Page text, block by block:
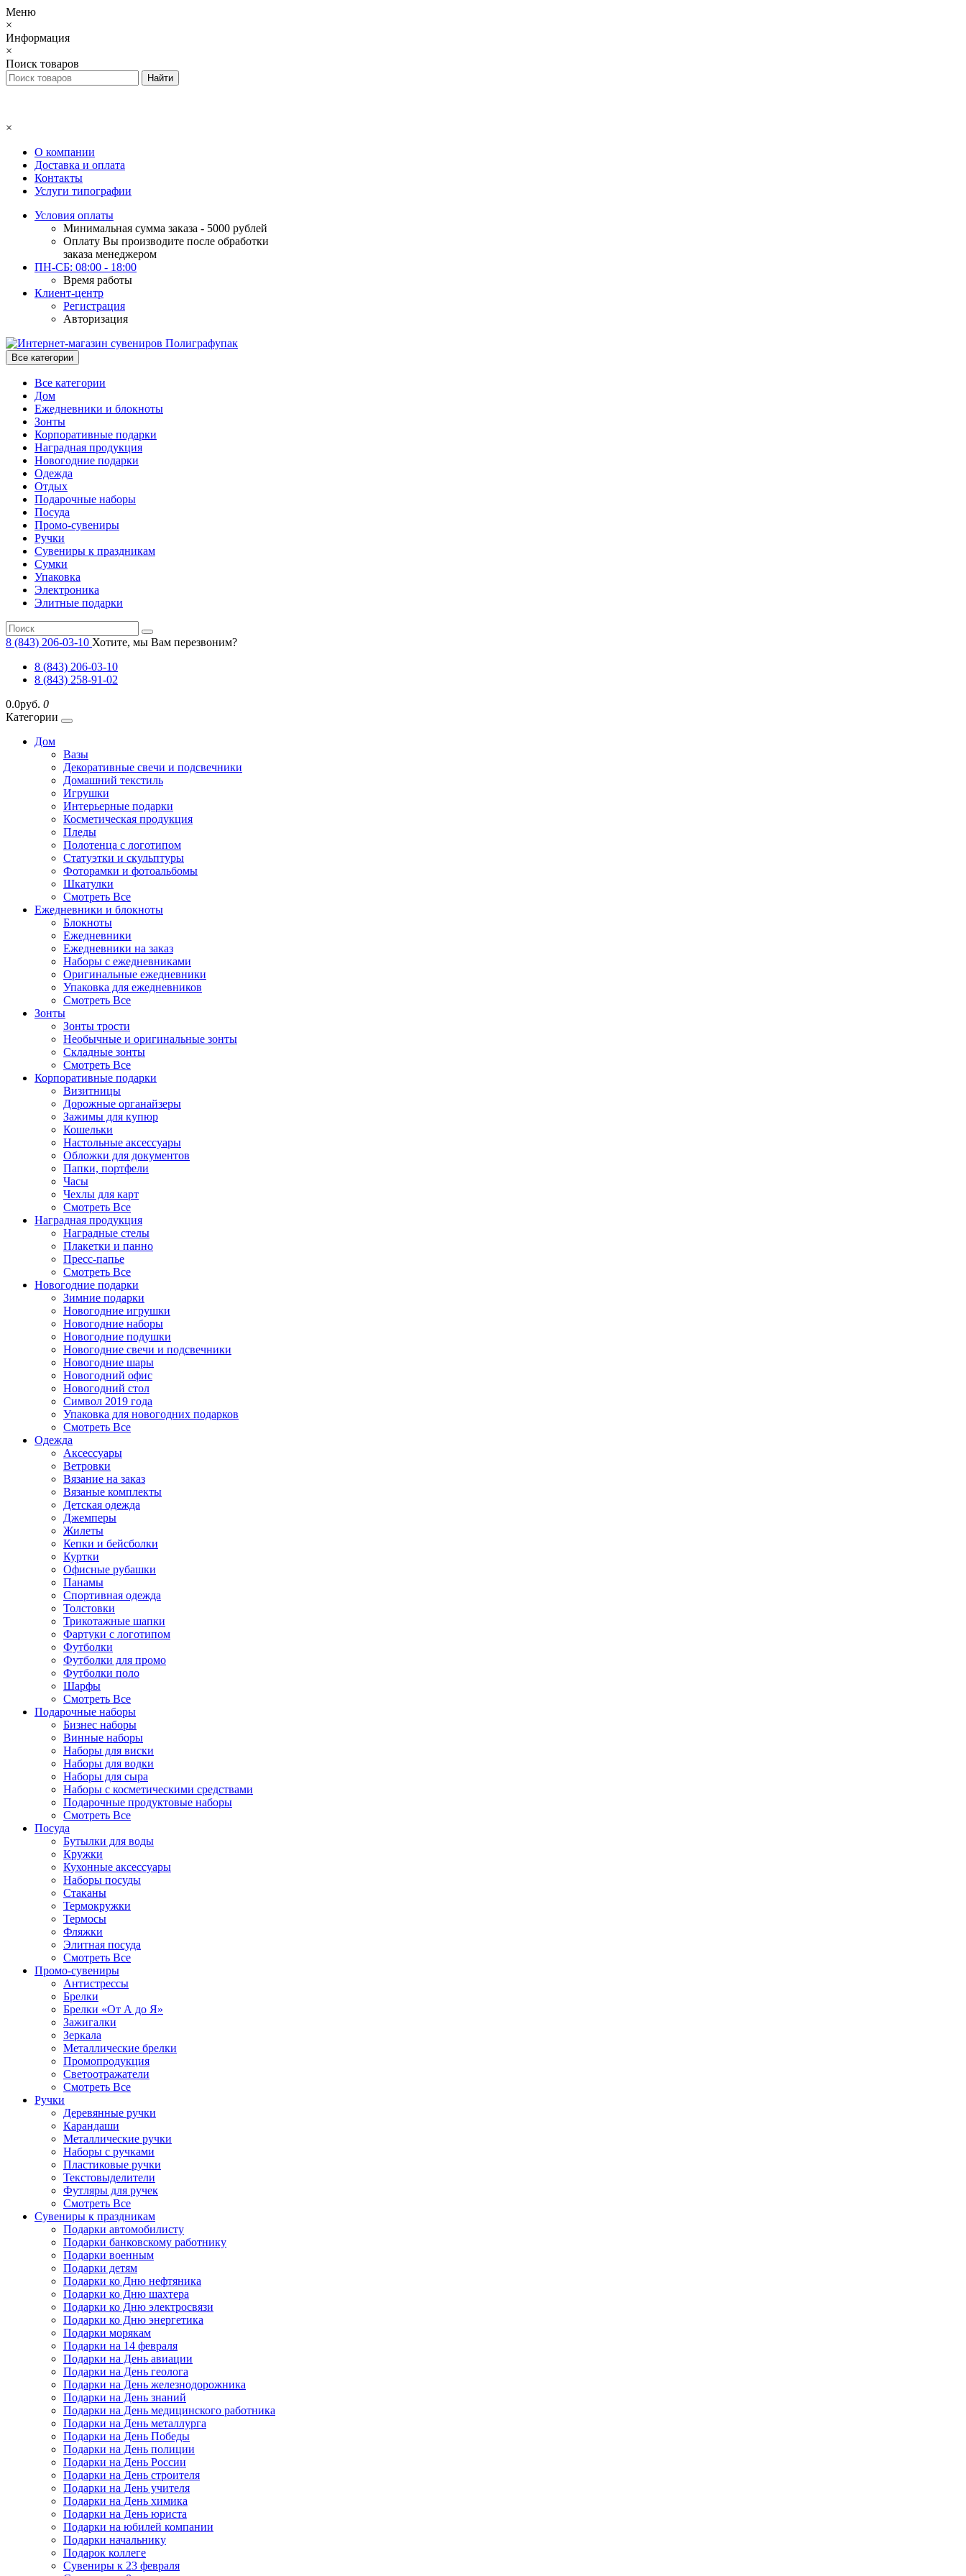
Меню
×
Информация
×
Поиск товаров
×
О компании
Доставка и оплата
Контакты
Услуги типографии
Условия оплаты
Минимальная сумма заказа - 5000 рублей
Оплату Вы производите после обработки
заказа менеджером
ПН-СБ: 08:00 - 18:00
Время работы
Клиент-центр
Регистрация
Авторизация
Все категории
Все категории
Дом
Ежедневники и блокноты
Зонты
Корпоративные подарки
Наградная продукция
Новогодние подарки
Одежда
Отдых
Подарочные наборы
Посуда
Промо-сувениры
Ручки
Сувениры к праздникам
Сумки
Упаковка
Электроника
Элитные подарки
8 (843) 206-03-10 Хотите, мы Вам перезвоним?
8 (843) 206-03-10
8 (843) 258-91-02
0.0руб. 0
Категории
Дом
Вазы
Декоративные свечи и подсвечники
Домашний текстиль
Игрушки
Интерьерные подарки
Косметическая продукция
Пледы
Полотенца с логотипом
Статуэтки и скульптуры
Фоторамки и фотоальбомы
Шкатулки
Смотреть Все
Ежедневники и блокноты
Блокноты
Ежедневники
Ежедневники на заказ
Наборы с ежедневниками
Оригинальные ежедневники
Упаковка для ежедневников
Смотреть Все
Зонты
Зонты трости
Необычные и оригинальные зонты
Складные зонты
Смотреть Все
Корпоративные подарки
Визитницы
Дорожные органайзеры
Зажимы для купюр
Кошельки
Настольные аксессуары
Обложки для документов
Папки, портфели
Часы
Чехлы для карт
Смотреть Все
Наградная продукция
Наградные стелы
Плакетки и панно
Пресс-папье
Смотреть Все
Новогодние подарки
Зимние подарки
Новогодние игрушки
Новогодние наборы
Новогодние подушки
Новогодние свечи и подсвечники
Новогодние шары
Новогодний офис
Новогодний стол
Символ 2019 года
Упаковка для новогодних подарков
Смотреть Все
Одежда
Аксессуары
Ветровки
Вязание на заказ
Вязаные комплекты
Детская одежда
Джемперы
Жилеты
Кепки и бейсболки
Куртки
Офисные рубашки
Панамы
Спортивная одежда
Толстовки
Трикотажные шапки
Фартуки с логотипом
Футболки
Футболки для промо
Футболки поло
Шарфы
Смотреть Все
Подарочные наборы
Бизнес наборы
Винные наборы
Наборы для виски
Наборы для водки
Наборы для сыра
Наборы с косметическими средствами
Подарочные продуктовые наборы
Смотреть Все
Посуда
Бутылки для воды
Кружки
Кухонные аксессуары
Наборы посуды
Стаканы
Термокружки
Термосы
Фляжки
Элитная посуда
Смотреть Все
Промо-сувениры
Антистрессы
Брелки
Брелки «От А до Я»
Зажигалки
Зеркала
Металлические брелки
Промопродукция
Светоотражатели
Смотреть Все
Ручки
Деревянные ручки
Карандаши
Металлические ручки
Наборы с ручками
Пластиковые ручки
Текстовыделители
Футляры для ручек
Смотреть Все
Сувениры к праздникам
Подарки автомобилисту
Подарки банковскому работнику
Подарки военным
Подарки детям
Подарки ко Дню нефтяника
Подарки ко Дню шахтера
Подарки ко Дню электросвязи
Подарки ко Дню энергетика
Подарки морякам
Подарки на 14 февраля
Подарки на День авиации
Подарки на День геолога
Подарки на День железнодорожника
Подарки на День знаний
Подарки на День медицинского работника
Подарки на День металлурга
Подарки на День Победы
Подарки на День полиции
Подарки на День России
Подарки на День строителя
Подарки на День учителя
Подарки на День химика
Подарки на День юриста
Подарки на юбилей компании
Подарки начальнику
Подарок коллеге
Сувениры к 23 февраля